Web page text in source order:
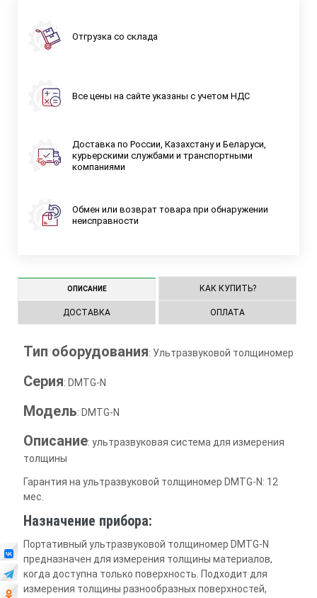
Отгрузка со склада
Все цены на сайте указаны с учетом НДС
Доставка по России, Казахстану и Беларуси,
курьерскими службами и транспортными
компаниями
Обмен или возврат товара при обнаружении
неисправности
ОПИСАНИЕ КАК КУПИТЬ?
ДОСТАВКА ОПЛАТА
Тип оборудования: Ультразвуковой толщиномер
Серия: DMTG-N
Модель: DMTG-N
Описание: ультразвуковая система для измерения
толщины
Гарантия на ультразвуковой толщиномер DMTG-N: 12
мес.
Назначение прибора:
Портативный ультразвуковой толщиномер DMTG-N
предназначен для измерения толщины материалов,
когда доступна только поверхность. Подходит для
измерения толщины разнообразных поверхностей,